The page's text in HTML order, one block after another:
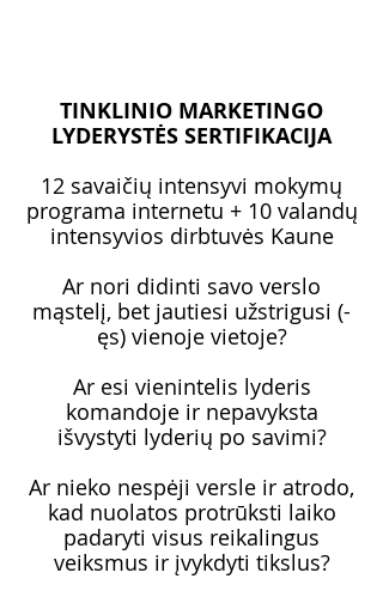
TINKLINIO MARKETINGO
LYDERYSTĖS SERTIFIKACIJA
12 savaičių intensyvi mokymų
programa internetu + 10 valandų
intensyvios dirbtuvės Kaune
Ar nori didinti savo verslo
mąstelį, bet jautiesi užstrigusi (-
ęs) vienoje vietoje?
Ar esi vienintelis lyderis
komandoje ir nepavyksta
išvystyti lyderių po savimi?
Ar nieko nespėji versle ir atrodo,
kad nuolatos protrūksti laiko
padaryti visus reikalingus
veiksmus ir įvykdyti tikslus?